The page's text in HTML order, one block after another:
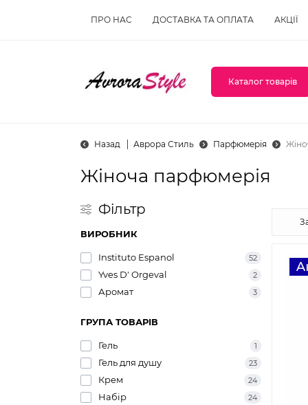
ПРО НАС ДОСТАВКА ТА ОПЛАТА АКЦІЇ
Каталог товарів
Назад Аврора Стиль Парфюмерія
Жіноча парфюмерія
Фільтр
ВИРОБНИК
Instituto Espanol 52
Yves D' Orgeval 2
Аромат 3
ГРУПА ТОВАРІВ
Гель 1
Гель для душу 23
Крем 24
Набір 24